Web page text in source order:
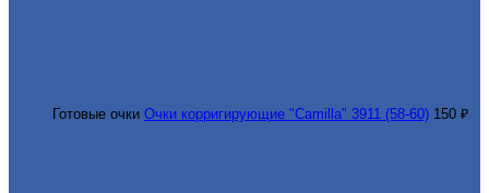
Готовые очки Очки корригирующие "Camilla" 3911 (58-60) 150 ₽